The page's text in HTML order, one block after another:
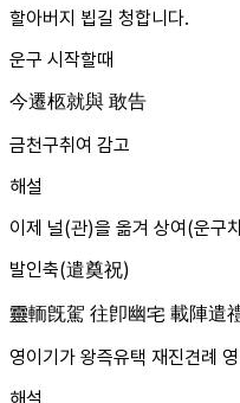
할아버지 뵙길 청합니다.
운구 시작할때
今遷柩就與 敢告
금천구취여 감고
해설
이제 널(관)을 옮겨 상여(운구
발인축(遣奠祝)
靈輀旣駕 往卽幽宅 載陣遣
영이기가 왕즉유택 재진견례